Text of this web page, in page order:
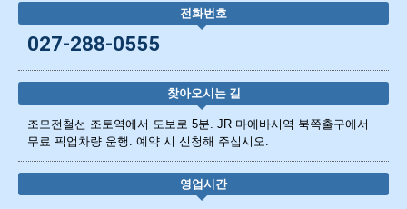
전화번호
027-288-0555
찾아오시는 길
조모전철선 조토역에서 도보로 5분. JR 마에바시역 북쪽출구에서
무료 픽업차량 운행. 예약 시 신청해 주십시오.
영업시간